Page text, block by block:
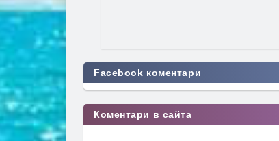
Facebook коментари
Коментари в сайта